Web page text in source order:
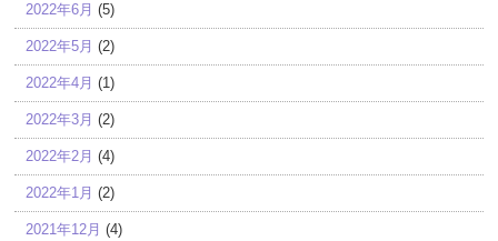
2022年6月 (5)
2022年5月 (2)
2022年4月 (1)
2022年3月 (2)
2022年2月 (4)
2022年1月 (2)
2021年12月 (4)